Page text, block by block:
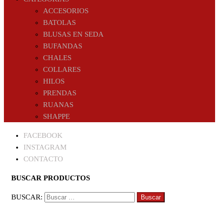
ACCESORIOS
BATOLAS
BLUSAS EN SEDA
BUFANDAS
CHALES
COLLARES
HILOS
PRENDAS
RUANAS
SHAPPE
FACEBOOK
INSTAGRAM
CONTACTO
BUSCAR PRODUCTOS
BUSCAR: